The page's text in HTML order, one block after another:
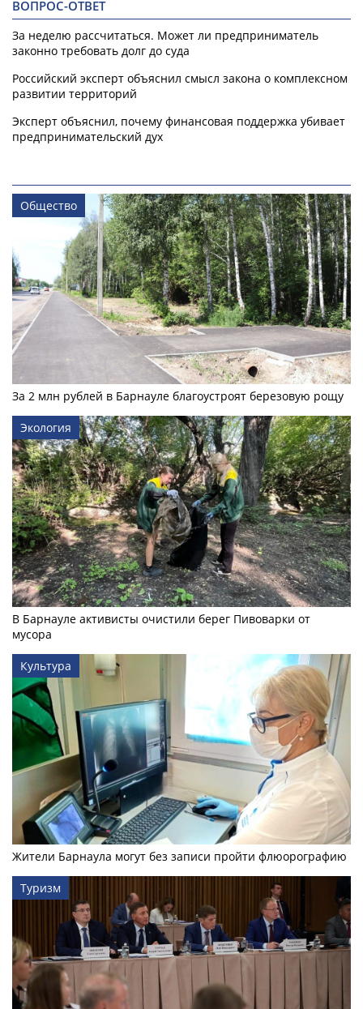
ВОПРОС-ОТВЕТ
За неделю рассчитаться. Может ли предприниматель
законно требовать долг до суда
Российский эксперт объяснил смысл закона о комплексном
развитии территорий
Эксперт объяснил, почему финансовая поддержка убивает
предпринимательский дух
Общество
За 2 млн рублей в Барнауле благоустроят березовую рощу
Экология
В Барнауле активисты очистили берег Пивоварки от
мусора
Культура
Жители Барнаула могут без записи пройти флюорографию
Туризм